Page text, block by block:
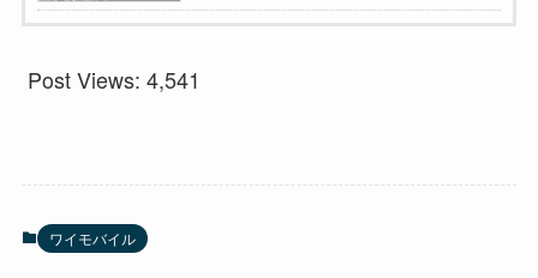
Post Views: 4,541
ワイモバイル